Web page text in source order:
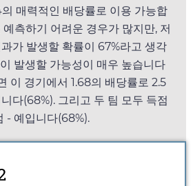
의 매력적인 배당률로 이용 가능합
측하기 어려운 경우가 많지만, 저
가 발생할 확률이 67%라고 생각
발생할 가능성이 매우 높습니다
이 경기에서 1.68의 배당률로 2.5
다(68%). 그리고 두 팀 모두 득점
- 예입니다(68%).